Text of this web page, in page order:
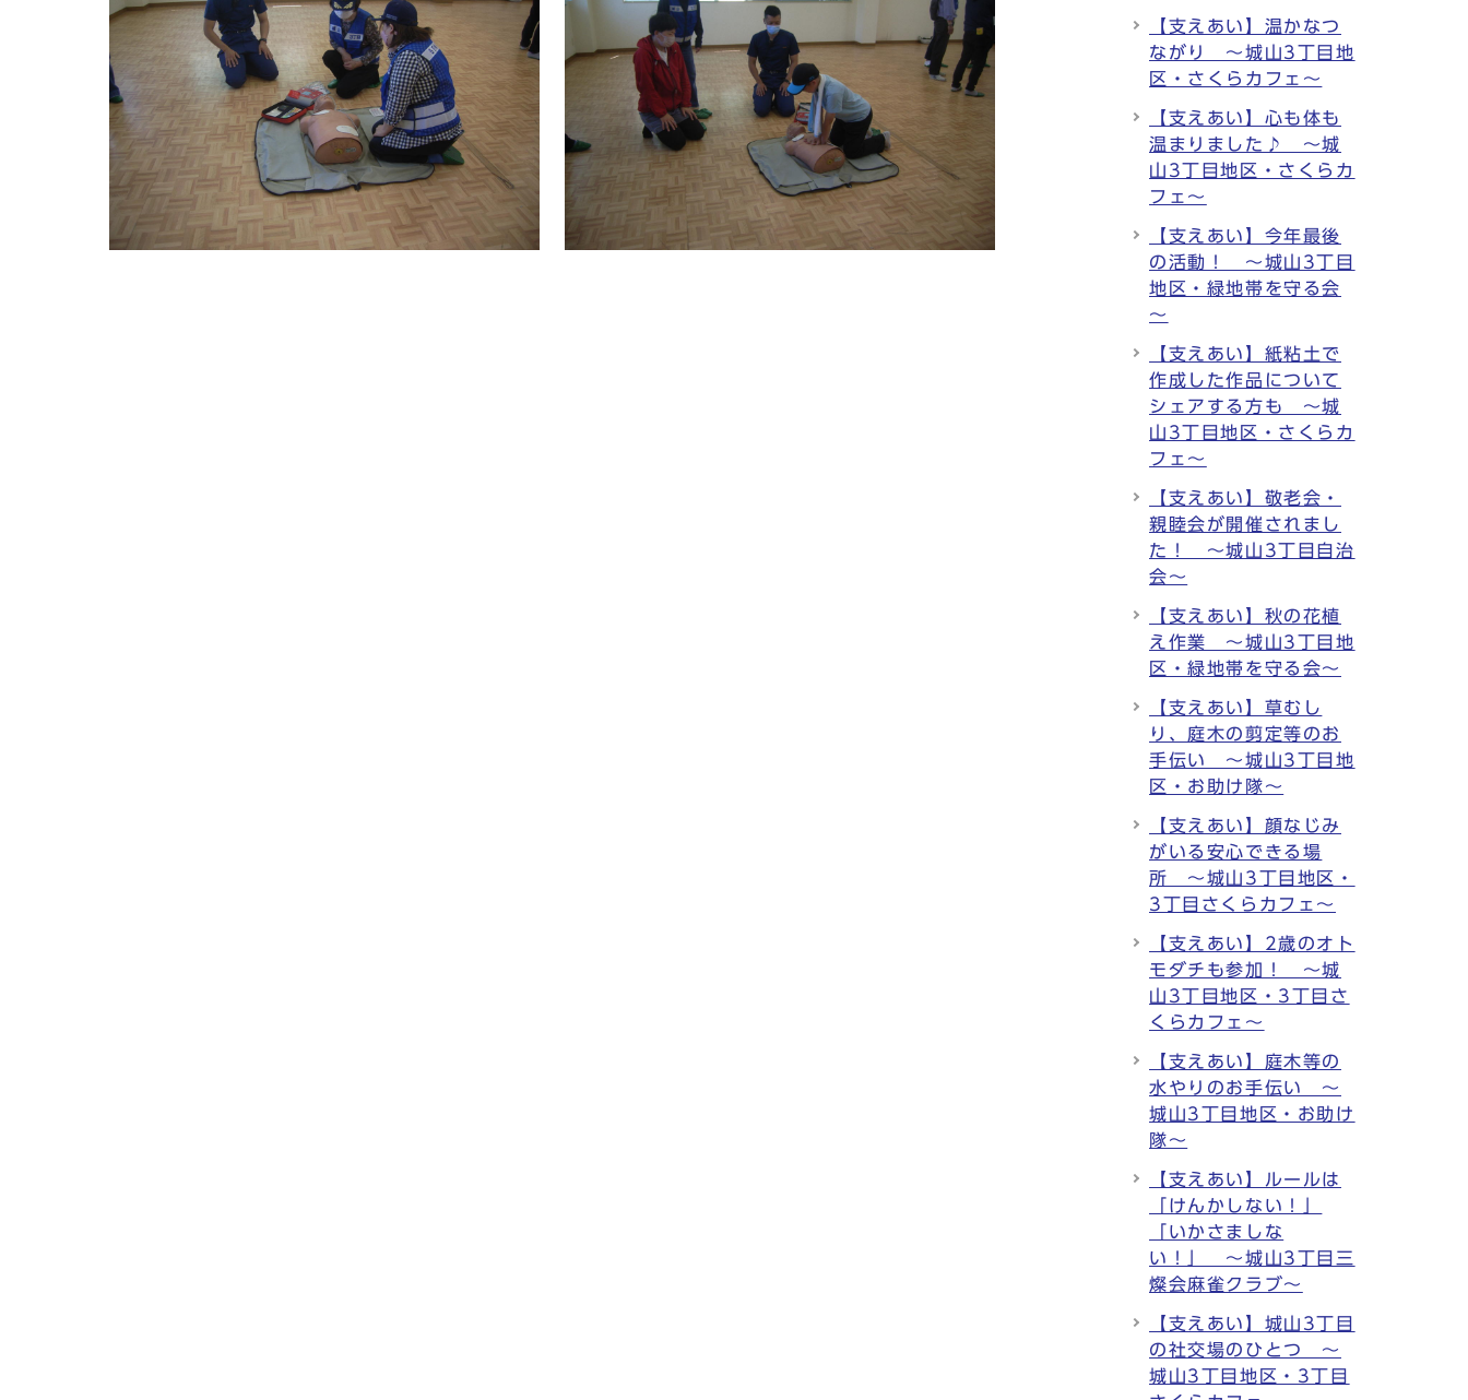
【支えあい】温かなつ
ながり ～城山3丁目地
区・さくらカフェ～
【支えあい】心も体も
温まりました♪ ～城
山3丁目地区・さくらカ
フェ～
【支えあい】今年最後
の活動！ ～城山3丁目
地区・緑地帯を守る会
～
【支えあい】紙粘土で
作成した作品について
シェアする方も ～城
山3丁目地区・さくらカ
フェ～
【支えあい】敬老会・
親睦会が開催されまし
た！ ～城山3丁目自治
会～
【支えあい】秋の花植
え作業 ～城山3丁目地
区・緑地帯を守る会～
【支えあい】草むし
り、庭木の剪定等のお
手伝い ～城山3丁目地
区・お助け隊～
【支えあい】顔なじみ
がいる安心できる場
所 ～城山3丁目地区・
3丁目さくらカフェ～
【支えあい】2歳のオト
モダチも参加！ ～城
山3丁目地区・3丁目さ
くらカフェ～
【支えあい】庭木等の
水やりのお手伝い ～
城山3丁目地区・お助け
隊～
【支えあい】ルールは
「けんかしない！」
「いかさましな
い！」 ～城山3丁目三
燦会麻雀クラブ～
【支えあい】城山3丁目
の社交場のひとつ ～
城山3丁目地区・3丁目